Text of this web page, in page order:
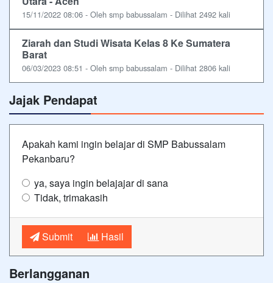
15/11/2022 08:06 - Oleh smp babussalam - Dilihat 2492 kali
Ziarah dan Studi Wisata Kelas 8 Ke Sumatera
Barat
06/03/2023 08:51 - Oleh smp babussalam - Dilihat 2806 kali
Jajak Pendapat
Apakah kami ingin belajar di SMP Babussalam
Pekanbaru?
ya, saya ingin belajajar di sana
Tidak, trimakasih
Submit Hasil
Berlangganan